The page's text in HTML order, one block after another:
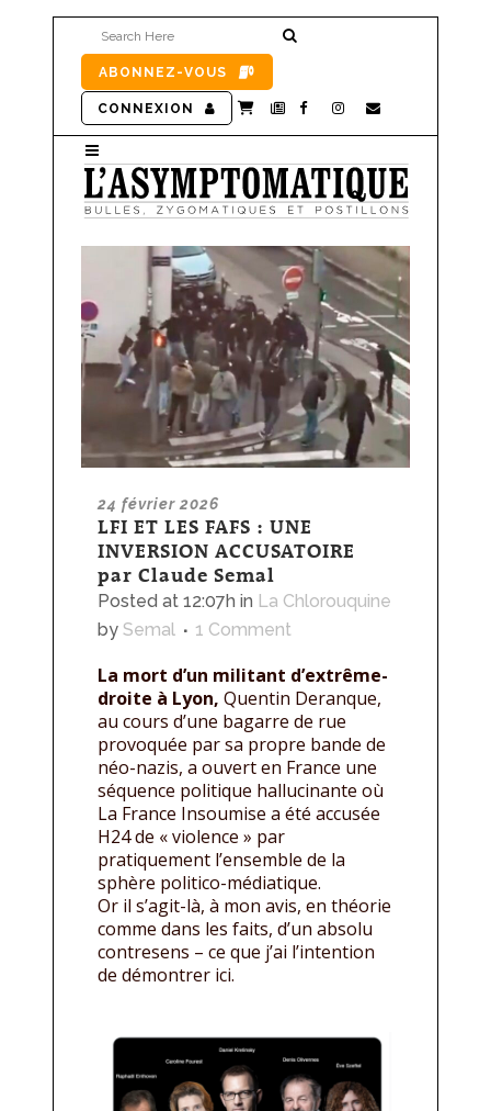
ABONNEZ-VOUS
CONNEXION
24 février 2026
LFI ET LES FAFS : UNE
INVERSION ACCUSATOIRE
par Claude Semal
Posted at 12:07h in La Chlorouquine
by Semal 1 Comment
La mort d’un militant d’extrême-
droite à Lyon, Quentin Deranque,
au cours d’une bagarre de rue
provoquée par sa propre bande de
néo-nazis, a ouvert en France une
séquence politique hallucinante où
La France Insoumise a été accusée
H24 de « violence » par
pratiquement l’ensemble de la
sphère politico-médiatique.
Or il s’agit-là, à mon avis, en théorie
comme dans les faits, d’un absolu
contresens – ce que j’ai l’intention
de démontrer ici.